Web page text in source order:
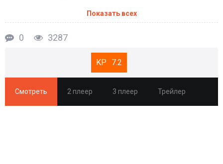
Показать всех
0 3287
7.2
Смотреть 2 плеер 3 плеер Трейлер